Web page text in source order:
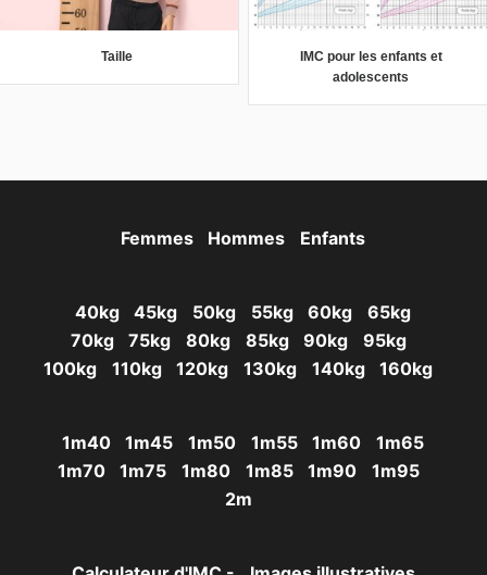
Taille
IMC pour les enfants et
adolescents
Femmes Hommes Enfants
40kg 45kg 50kg 55kg 60kg
65kg
70kg
75kg 80kg 85kg 90kg
95kg
100kg
110kg 120kg 130kg 140kg 160kg
1m40 1m45 1m50 1m55 1m60
1m65
1m70
1m75 1m80 1m85 1m90
1m95
2m